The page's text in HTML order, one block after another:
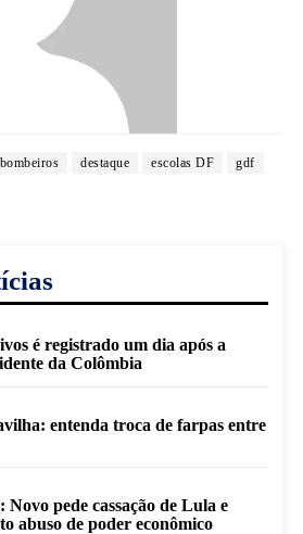
bombeiros destaque escolas DF gdf
é registrado um dia após a
da Colômbia
entenda troca de farpas entre
Novo pede cassação de Lula e
abuso de poder econômico